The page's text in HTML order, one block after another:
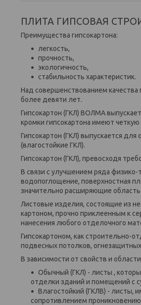
ПЛИТА ГИПСОВАЯ
Преимущества гипсокартона:
легкость,
прочность,
экологичность,
стабильность характеристик.
Над совершенствованием
более девяти лет.
Гипсокартон (ГКЛ) ВОЛМА
кромки гипсокартона имеют
Гипсокартон (ГКЛ) выпускается
(влагостойкие ГКЛ).
Гипсокартон (ГКЛ), превосходя
В связи с улучшением ряда физико-
водопоглощение, поверхностная
значительно расширяющие
Листовые изделия, состоящие из
картоном, прочно приклеенным к
нанесения любого отделочного
Гипсокартоном, как строительно-
подвесных потолков,
В зависимости от свойств и
Обычный (ГКЛ) - листы ,
отделки зданий и помещений с
Влагостойкий (ГКЛВ) -
сопротивлением проникновению